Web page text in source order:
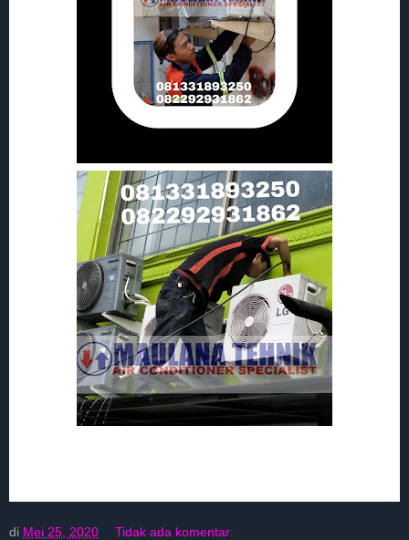
di Mei 25, 2020 Tidak ada komentar: